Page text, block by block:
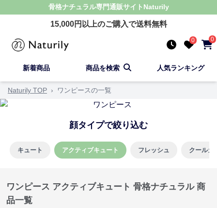
骨格ナチュラル専門通販サイト Naturily
15,000円以上のご購入で送料無料
0 0
新着商品 商品を検索 人気ランキング
Naturily TOP › ワンピースの一覧
顔タイプで絞り込む
キュート アクティブキュート フレッシュ クールカ
ワンピース アクティブキュート 骨格ナチュラル 商
品一覧